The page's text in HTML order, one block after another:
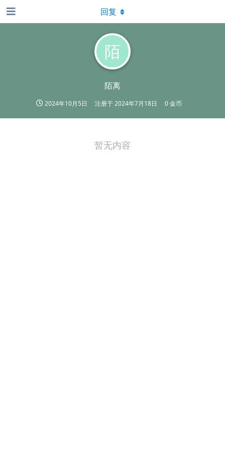
陌
陌离
2024年10月5日 注册于2024年7月18日 0 金币
回复
暂无内容